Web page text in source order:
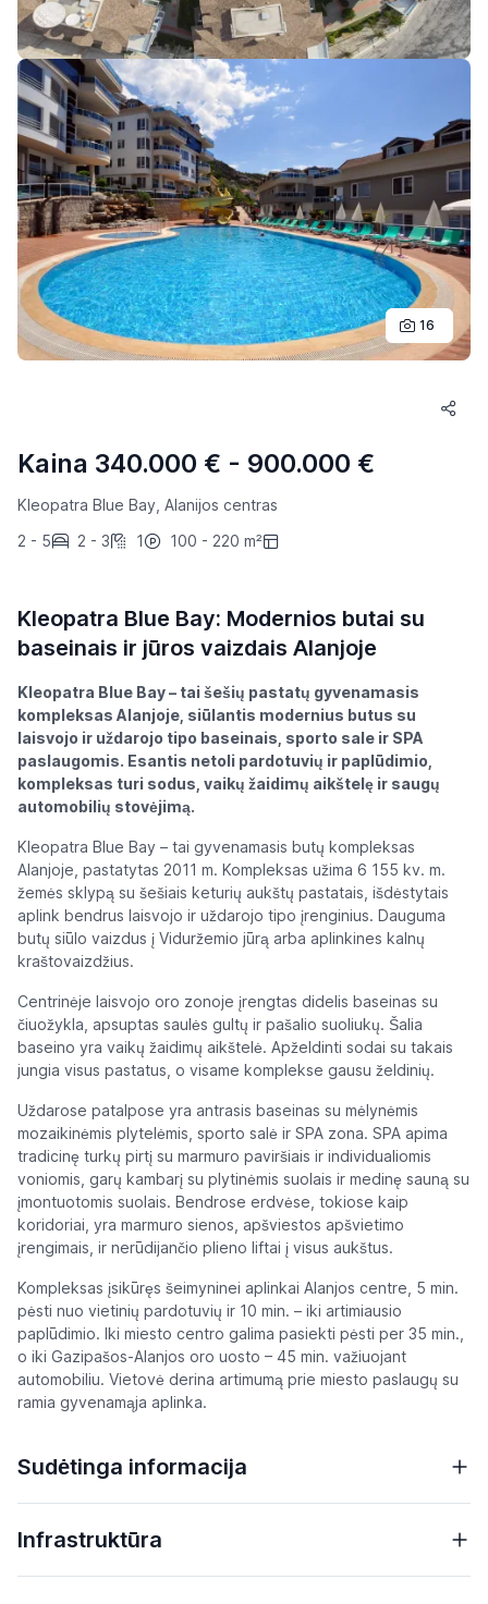
16
Kaina 340.000 € - 900.000 €
Kleopatra Blue Bay, Alanijos centras
2 - 5
2 - 3 1 100 - 220 m²
Kleopatra Blue Bay: Modernios butai su
baseinais ir jūros vaizdais Alanjoje
Kleopatra Blue Bay – tai šešių pastatų gyvenamasis
kompleksas Alanjoje, siūlantis modernius butus su
laisvojo ir uždarojo tipo baseinais, sporto sale ir SPA
paslaugomis. Esantis netoli pardotuvių ir paplūdimio,
kompleksas turi sodus, vaikų žaidimų aikštelę ir saugų
automobilių stovėjimą.
Kleopatra Blue Bay – tai gyvenamasis butų kompleksas
Alanjoje, pastatytas 2011 m. Kompleksas užima 6 155 kv. m.
žemės sklypą su šešiais keturių aukštų pastatais, išdėstytais
aplink bendrus laisvojo ir uždarojo tipo įrenginius. Dauguma
butų siūlo vaizdus į Viduržemio jūrą arba aplinkines kalnų
kraštovaizdžius.
Centrinėje laisvojo oro zonoje įrengtas didelis baseinas su
čiuožykla, apsuptas saulės gultų ir pašalio suoliukų. Šalia
baseino yra vaikų žaidimų aikštelė. Apželdinti sodai su takais
jungia visus pastatus, o visame komplekse gausu želdinių.
Uždarose patalpose yra antrasis baseinas su mėlynėmis
mozaikinėmis plytelėmis, sporto salė ir SPA zona. SPA apima
tradicinę turkų pirtį su marmuro paviršiais ir individualiomis
voniomis, garų kambarį su plytinėmis suolais ir medinę sauną su
įmontuotomis suolais. Bendrose erdvėse, tokiose kaip
koridoriai, yra marmuro sienos, apšviestos apšvietimo
įrengimais, ir nerūdijančio plieno liftai į visus aukštus.
Kompleksas įsikūręs šeimyninei aplinkai Alanjos centre, 5 min.
pėsti nuo vietinių pardotuvių ir 10 min. – iki artimiausio
paplūdimio. Iki miesto centro galima pasiekti pėsti per 35 min.,
o iki Gazipašos-Alanjos oro uosto – 45 min. važiuojant
automobiliu. Vietovė derina artimumą prie miesto paslaugų su
ramia gyvenamąja aplinka.
Sudėtinga informacija
Infrastruktūra